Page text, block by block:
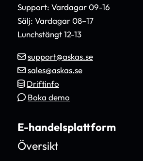
Support: Vardagar 09-16
Sälj: Vardagar 08–17
Lunchstängt 12-13
support@askas.se
sales@askas.se
Driftinfo
Boka demo
E-handelsplattform
Översikt